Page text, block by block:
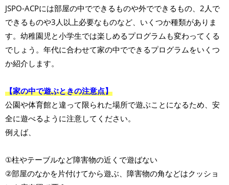
JSPO-ACPには部屋の中でできるものや外でできるもの、2人で
できるものや3人以上必要なものなど、いくつか種類がありま
す。幼稚園児と小学生では楽しめるプログラムも変わってくる
でしょう。年代に合わせて家の中でできるプログラムをいくつ
か紹介します。
【家の中で遊ぶときの注意点】
公園や体育館と違って限られた場所で遊ぶことになるため、安
全に遊べるように注意してください。
例えば、
①柱やテーブルなど障害物の近くで遊ばない
②部屋のなかを片付けてから遊ぶ、障害物の角などはクッショ